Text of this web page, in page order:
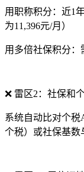
用职称积分：近1
为11,396元/月）
用多倍社保积分
❌ 雷区2：社保和
系统自动比对个税
个税）或社保基数